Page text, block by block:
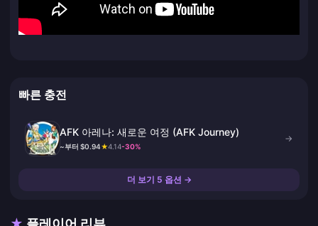
빠른 충전
AFK 아레나: 새로운 여정 (AFK Journey)
~부터 $0.94★4.14-30%
→
더 보기 5 옵션 →